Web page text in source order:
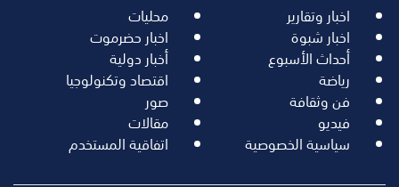
اخبار وتقارير محليات
اخبار شبوة اخبار حضرموت
أحداث الأسبوع أخبار دولية
رياضة اقتصاد وتكنولوجيا
فن وثقافة صور
فيديو مقالات
سياسية الخصوصية اتفاقية المستخدم